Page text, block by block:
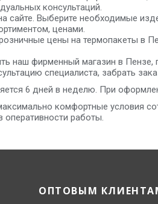
консультаций.
сайте. Выберите необходимые
ценами.
цены на термопакеты в
наш фирменный магазин в
специалиста, забрать
6 дней в неделю. При
комфортные условия
оперативности работы.
ОПТОВЫМ